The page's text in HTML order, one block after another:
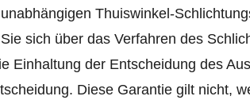
Thuiswinkel-
sich über das Verfahren des
Einhaltung der Entscheidung des
Diese Garantie gilt nicht,